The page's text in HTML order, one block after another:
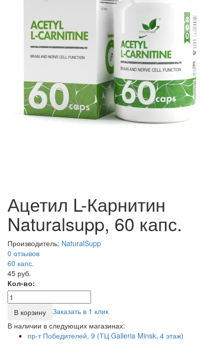
Ацетил L-Карнитин
Naturalsupp, 60 капс.
Производитель: NaturalSupp
0 отзывов
60 капс.
45 руб.
Кол-во:
В корзину
Заказать в 1 клик
В наличии в следующих магазинах:
пр-т Победителей, 9 (ТЦ Galleria Minsk, 4 этаж)